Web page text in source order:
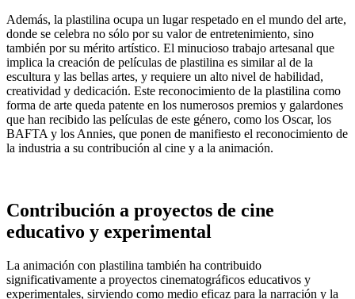
Además, la plastilina ocupa un lugar respetado en el mundo del arte,
donde se celebra no sólo por su valor de entretenimiento, sino
también por su mérito artístico. El minucioso trabajo artesanal que
implica la creación de películas de plastilina es similar al de la
escultura y las bellas artes, y requiere un alto nivel de habilidad,
creatividad y dedicación. Este reconocimiento de la plastilina como
forma de arte queda patente en los numerosos premios y galardones
que han recibido las películas de este género, como los Oscar, los
BAFTA y los Annies, que ponen de manifiesto el reconocimiento de
la industria a su contribución al cine y a la animación.
Contribución a proyectos de cine
educativo y experimental
La animación con plastilina también ha contribuido
significativamente a proyectos cinematográficos educativos y
experimentales, sirviendo como medio eficaz para la narración y la